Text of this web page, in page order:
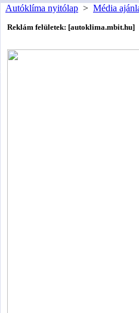
Autóklíma nyitólap > Média
Reklám felületek: [autoklima.mbit.hu]